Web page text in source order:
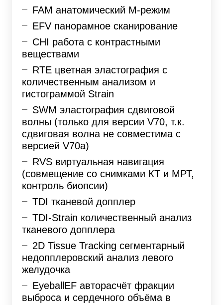
FAM анатомический М-режим
EFV панорамное сканирование
CHI работа с контрастными
веществами
RTE цветная эластография с
количественным анализом и
гистограммой Strain
SWM эластография сдвиговой
волны (только для версии V70, т.к.
сдвиговая волна не совместима с
версией V70a)
RVS виртуальная навигация
(совмещение со снимками КТ и МРТ,
контроль биопсии)
TDI тканевой допплер
TDI-Strain количественный анализ
тканевого допплера
2D Tissue Tracking сегментарный
недопплеровский анализ левого
желудочка
EyeballEF авторасчёт фракции
выброса и сердечного объёма в